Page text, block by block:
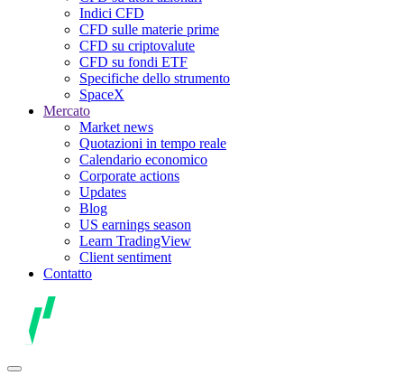
Indici CFD
CFD sulle materie prime
CFD su criptovalute
CFD su fondi ETF
Specifiche dello strumento
SpaceX
Mercato
Market news
Quotazioni in tempo reale
Calendario economico
Corporate actions
Updates
Blog
US earnings season
Learn TradingView
Client sentiment
Contatto